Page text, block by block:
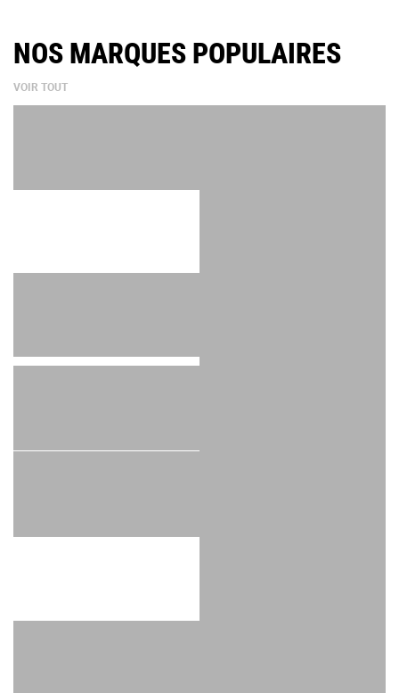
NOS MARQUES POPULAIRES
VOIR TOUT